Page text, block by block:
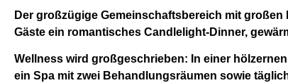
Der großzügige Gemeinschaftsbereich mit
Gäste ein romantisches Candlelight-Dinner,
Wellness wird großgeschrieben: In einer
ein Spa mit zwei Behandlungsräumen sowie